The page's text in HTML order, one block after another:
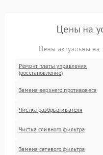
Цены на
Цены актуальны на
Ремонт платы управления
(восстановление)
Замена верхнего противовеса
Чистка разбрызгивателя
Чистка сливного фильтра
Замена сетевого фильтра